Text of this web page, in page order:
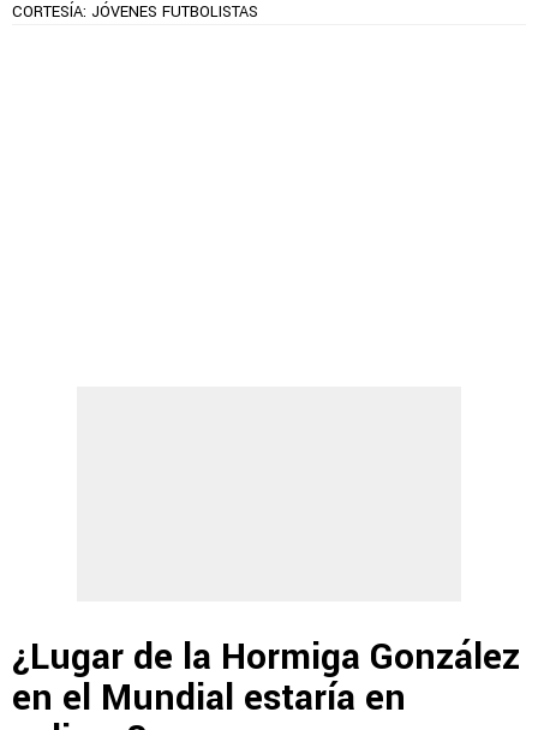
CORTESÍA: JÓVENES FUTBOLISTAS
¿Lugar de la Hormiga González
en el Mundial estaría en